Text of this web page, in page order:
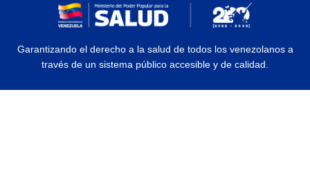
Garantizando el derecho a la salud de todos los venezolanos a
través de un sistema público accesible y de calidad.